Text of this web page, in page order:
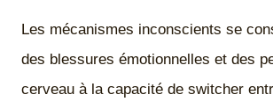
Les mécanismes inconscients se
des blessures émotionnelles et des
cerveau à la capacité de switcher